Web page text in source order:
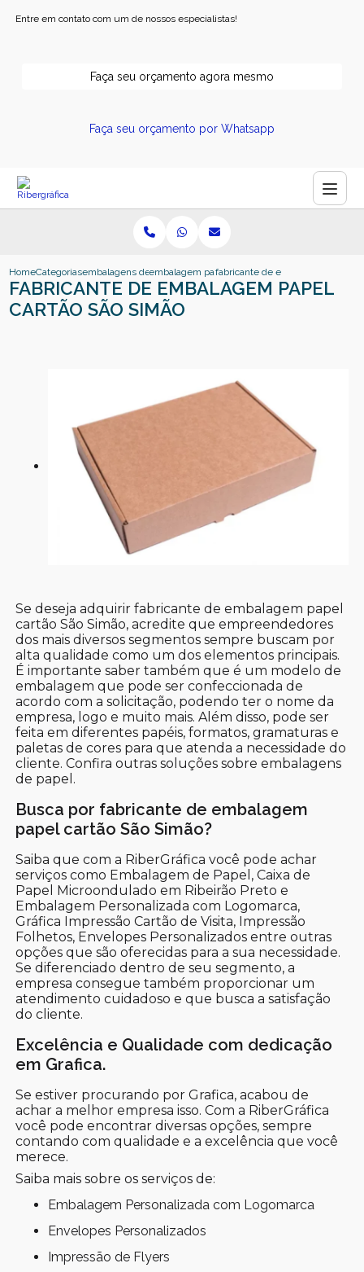
Entre em contato com um de nossos especialistas!
Faça seu orçamento agora mesmo
Faça seu orçamento por Whatsapp
HomeCategoriasembalagens de papelembalagem papel kraftfabricante de embalagem papel
FABRICANTE DE EMBALAGEM PAPEL
CARTÃO SÃO SIMÃO
Se deseja adquirir fabricante de embalagem papel
cartão São Simão, acredite que empreendedores
dos mais diversos segmentos sempre buscam por
alta qualidade como um dos elementos principais.
É importante saber também que é um modelo de
embalagem que pode ser confeccionada de
acordo com a solicitação, podendo ter o nome da
empresa, logo e muito mais. Além disso, pode ser
feita em diferentes papéis, formatos, gramaturas e
paletas de cores para que atenda a necessidade do
cliente. Confira outras soluções sobre embalagens
de papel.
Busca por fabricante de embalagem
papel cartão São Simão?
Saiba que com a RiberGráfica você pode achar
serviços como Embalagem de Papel, Caixa de
Papel Microondulado em Ribeirão Preto e
Embalagem Personalizada com Logomarca,
Gráfica Impressão Cartão de Visita, Impressão
Folhetos, Envelopes Personalizados entre outras
opções que são oferecidas para a sua necessidade.
Se diferenciado dentro de seu segmento, a
empresa consegue também proporcionar um
atendimento cuidadoso e que busca a satisfação
do cliente.
Excelência e Qualidade com dedicação
em Grafica.
Se estiver procurando por Grafica, acabou de
achar a melhor empresa isso. Com a RiberGráfica
você pode encontrar diversas opções, sempre
contando com qualidade e a excelência que você
merece.
Saiba mais sobre os serviços de:
Embalagem Personalizada com Logomarca
Envelopes Personalizados
Impressão de Flyers